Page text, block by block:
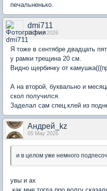
печальненько.
dmi711
05 May 2026
Я тоже в сентябре двадцать
у рамки трещина 20 см.
Видно щербинку от
А на второй, буквально и
скол получился.
Заделал сам спец.клей из
Андрей_kz
05 May 2026
и в целом уже немного
увы и ах